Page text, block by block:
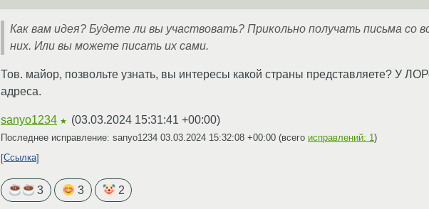
Как вам идея? Будете ли вы участвовать? Прикольно получать письма со
них. Или вы можете писать их сами.
Тов. майор, позвольте узнать, вы интересы какой страны представляете? У
адреса.
sanyo1234 ★ (03.03.2024 15:31:41 +00:00)
Последнее исправление: sanyo1234 03.03.2024 15:32:08 +00:00 (всего исправлений: 1)
Ссылка
3 3 2